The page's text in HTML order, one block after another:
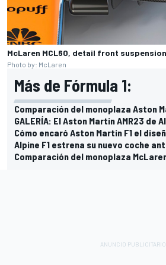
McLaren MCL60, detail front suspension
Photo by: McLaren
Más de Fórmula 1:
Comparación del monoplaza Aston
GALERÍA: El Aston Martin AMR23 de
Cómo encaró Aston Martin F1 el
Alpine F1 estrena su nuevo coche
Comparación del monoplaza